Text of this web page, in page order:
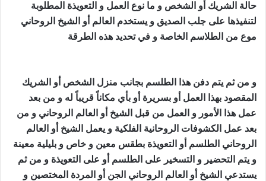
حالة الشريك أو الشخص و ما نوع العمل و التعويذة المطلوبة
لتنفيذها على جلب الصديق و يستخدم العالم أو الشيخ الروحاني
موع من الطلاسم الخاصة و في تحديد هذه الطرقة
و من ثم يتم دفن هذا الطلسم بجانب منزل الشخص أو الشريك
المقصود بهذا العمل أو بسريرة أو بأي مكاناً قريباً له و من بعد
عمل هذا الأمور و العمل من قبل الشيخ أو العالم الروحاني و من
بعد عمل الكشوفات الروحانية الفلكية و يعمل الشيخ أو العالم
الروحاني الطلسم أو التعويذة بطقس معين و خاص و بليلية معينة
و يتم التحضير و التسخير على الطلسم أو على التعويذة و من ثم
يستدعي الشيخ أو العالم الروحاني الجن أو المردة المختصين و